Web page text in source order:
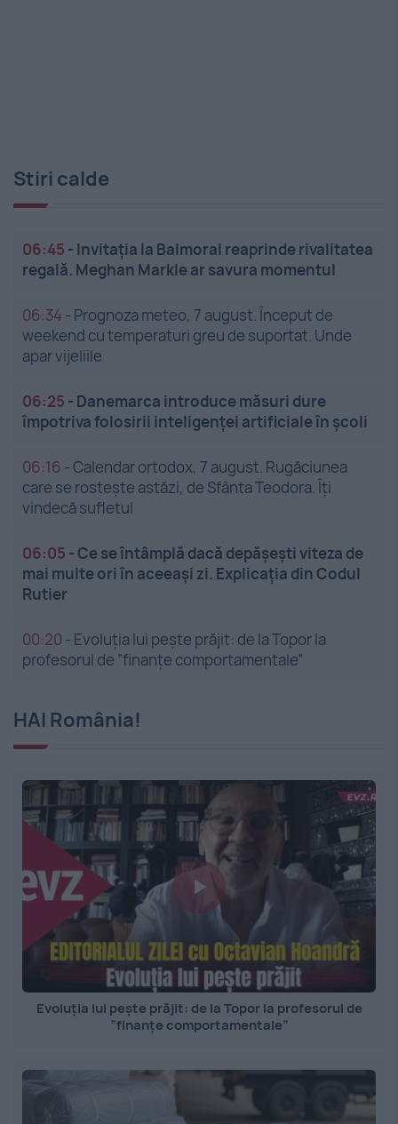
Stiri calde
06:45 - Invitația la Balmoral reaprinde rivalitatea
regală. Meghan Markle ar savura momentul
06:34 - Prognoza meteo, 7 august. Început de
weekend cu temperaturi greu de suportat. Unde
apar vijeliile
06:25 - Danemarca introduce măsuri dure
împotriva folosirii inteligenței artificiale în școli
06:16 -Calendar ortodox, 7 august. Rugăciunea
care se rostește astăzi, de Sfânta Teodora. Îți
vindecă sufletul
06:05 -Ce se întâmplă dacă depășești viteza de
mai multe ori în aceeași zi. Explicația din Codul
Rutier
00:20 - Evoluția lui pește prăjit: de la Topor la
profesorul de ”finanțe comportamentale”
HAI România!
Evoluția lui pește prăjit: de la Topor la profesorul de
”finanțe comportamentale”